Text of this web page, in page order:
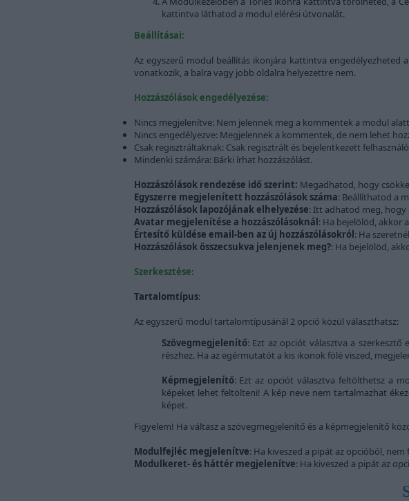
kattintva láthatod a modul elérési útvonalát.
Beállításai:
Az egyszerű modul beállítás ikonjára kattintva engedélyezheted
vonatkozik, a balra vagy jobb oldalra helyezettre nem.
Hozzászólások engedélyezése:
Nincs megjelenítve: Nem jelennek meg a kommentek a modul
Nincs engedélyezve: Megjelennek a kommentek, de nem lehet
Csak regisztráltaknak: Csak regisztrált és bejelentkezett
Mindenki számára: Bárki írhat hozzászólást.
Hozzászólások rendezése idő szerint: Megadhatod, hogy
Egyszerre megjelenített hozzászólások száma: Beállíthatod a
Hozzászólások lapozójának elhelyezése: Itt adhatod meg, hogy
Avatar megjelenítése a hozzászólásoknál: Ha bejelölöd, akkor
Értesítő küldése email-ben az új hozzászólásokról: Ha
Hozzászólások összecsukva jelenjenek meg?: Ha bejelölöd,
Szerkesztése:
Tartalomtípus:
Az egyszerű modul tartalomtípusánál 2 opció közül választhatsz:
Szövegmegjelenítő: Ezt az opciót választva a szerkesztő
részhez. Ha az egérmutatót a kis ikonok fölé viszed,
Képmegjelenítő: Ezt az opciót választva feltölthetsz a
képeket lehet feltölteni! A kép neve nem tartalmazhat
képet.
Figyelem! Ha váltasz a szövegmegjelenítő és a képmegjelenítő
Modulfejléc megjelenítve: Ha kiveszed a pipát az opcióból,
Modulkeret- és háttér megjelenítve: Ha kiveszed a pipát az